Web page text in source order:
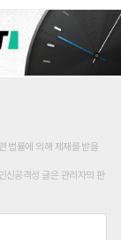
법률에 의해 제재를 받을
신공격성 글은 관리자의 판